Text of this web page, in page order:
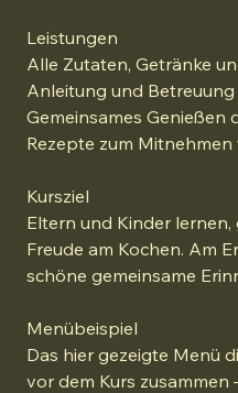
Leistungen
Alle Zutaten, Getränke
Anleitung und
Gemeinsames Genießen
Rezepte zum
Kursziel
Eltern und Kinder
Freude am Kochen. Am
schöne gemeinsame
Menübeispiel
Das hier gezeigte Menü
vor dem Kurs